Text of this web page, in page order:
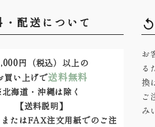
・配送について
円（税込）以上の
買い上げで送料無料
海道・沖縄は除く
【送料説明】
またはFAX注文用紙でのご注
replay
お
る
換
ご
み